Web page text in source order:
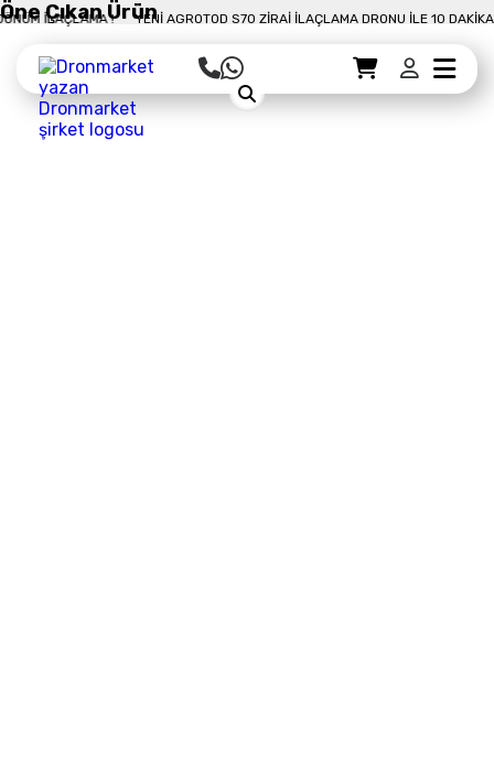
İLAÇLAMA ! YENI AGROTOD S70 ZIRAI İLAÇLAMA DRONU İLE 10 DAKIKADA
Sepet
Sepet Detayı Ödemeye Geç
Öne Çıkan Ürün